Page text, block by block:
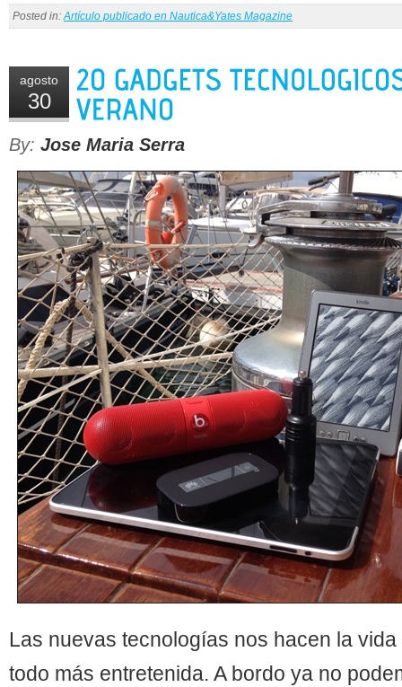
Posted in:Artículo publicado en Nautica&Yates Magazine
agosto
30
By: Jose Maria Serra
Las nuevas tecnologías nos hacen la
todo más entretenida. A bordo ya no